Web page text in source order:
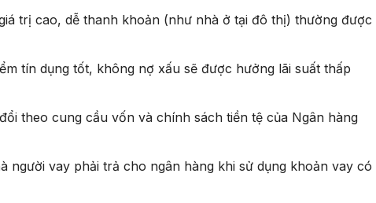
trị cao, dễ thanh khoản (như nhà ở tại đô thị) thường được
tín dụng tốt, không nợ xấu sẽ được hưởng lãi suất thấp
theo cung cầu vốn và chính sách tiền tệ của Ngân hàng